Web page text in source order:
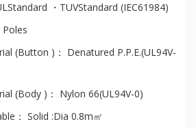
・TUVStandard (IEC61984)
(Button )： Denatured P.P.E.(UL94V-
(Body )： Nylon 66(UL94V-0)
： Solid :Dia 0.8m㎡